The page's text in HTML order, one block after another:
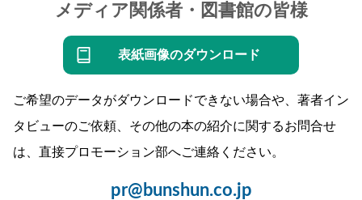
メディア関係者・図書館の皆様
表紙画像のダウンロード
ご希望のデータがダウンロードできない場合や、著者イン
タビューのご依頼、その他の本の紹介に関するお問合せ
は、直接プロモーション部へご連絡ください。
pr@bunshun.co.jp